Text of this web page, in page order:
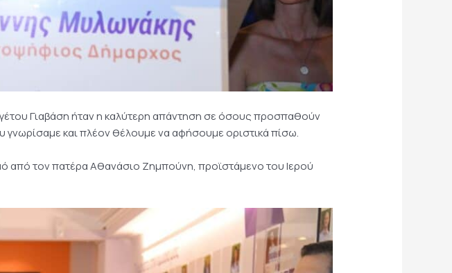
Γιαβάση ήταν η καλύτερη απάντηση σε όσους προσπαθούν
και πλέον θέλουμε να αφήσουμε οριστικά πίσω.
από τον πατέρα Αθανάσιο Ζημπούνη, προϊστάμενο του Ιερού